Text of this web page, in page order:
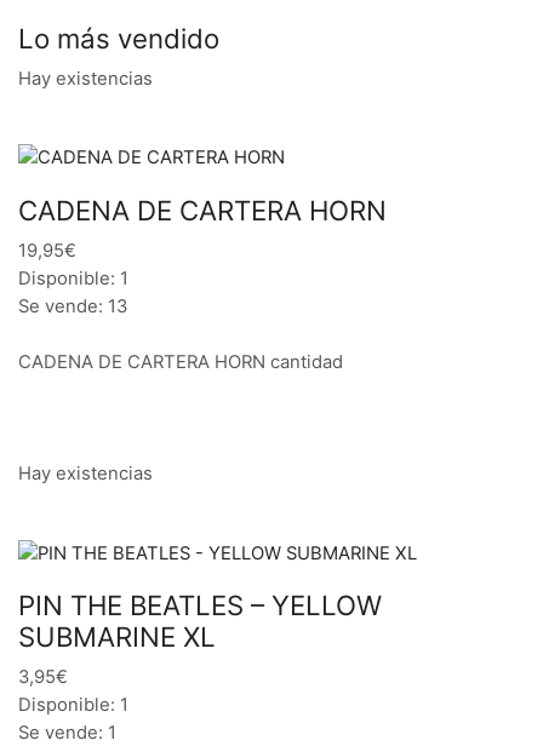
Lo más vendido
Hay existencias
CADENA DE CARTERA HORN
19,95€
Disponible: 1
Se vende: 13
CADENA DE CARTERA HORN cantidad
Hay existencias
PIN THE BEATLES – YELLOW
SUBMARINE XL
3,95€
Disponible: 1
Se vende: 1